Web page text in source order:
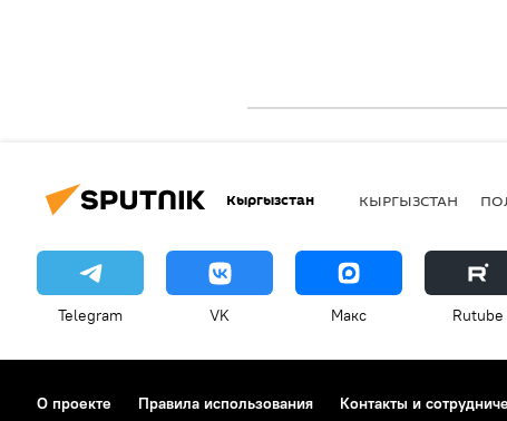
Кыргызстан КЫРГЫЗСТАН
Telegram VK Макс Rutube
О проекте Правила использования Контакты и